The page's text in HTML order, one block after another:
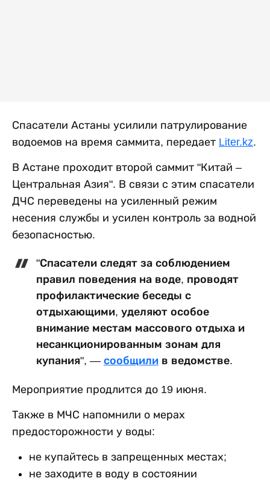
Спасатели Астаны усилили патрулирование
водоемов на время саммита, передает Liter.kz.
В Астане проходит второй саммит "Китай –
Центральная Азия". В связи с этим спасатели
ДЧС переведены на усиленный режим
несения службы и усилен контроль за водной
безопасностью.
"Спасатели следят за соблюдением
правил поведения на воде, проводят
профилактические беседы с
отдыхающими, уделяют особое
внимание местам массового отдыха и
несанкционированным зонам для
купания", — сообщили в ведомстве.
Мероприятие продлится до 19 июня.
Также в МЧС напомнили о мерах
предосторожности у воды:
не купайтесь в запрещенных местах;
не заходите в воду в состоянии